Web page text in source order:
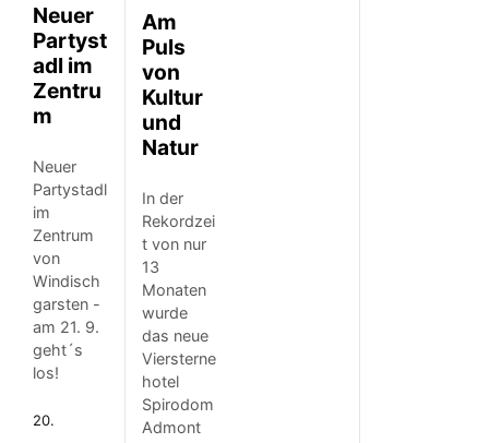
Neuer
Partyst
adl im
Zentru
m
Neuer
Partystadl
im
Zentrum
von
Windisch
garsten -
am 21. 9.
geht´s
los!
20.
Am
Puls
von
Kultur
und
Natur
In der
Rekordzei
t von nur
13
Monaten
wurde
das neue
Viersterne
hotel
Spirodom
Admont